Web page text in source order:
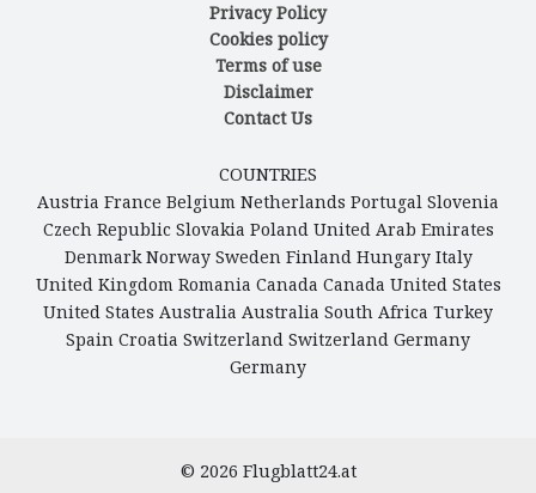
Privacy Policy
Cookies policy
Terms of use
Disclaimer
Contact Us
COUNTRIES
Austria France Belgium Netherlands Portugal Slovenia
Czech Republic Slovakia Poland United Arab Emirates
Denmark Norway Sweden Finland Hungary Italy
United Kingdom Romania Canada Canada United States
United States Australia Australia South Africa Turkey
Spain Croatia Switzerland Switzerland Germany
Germany
© 2026 Flugblatt24.at